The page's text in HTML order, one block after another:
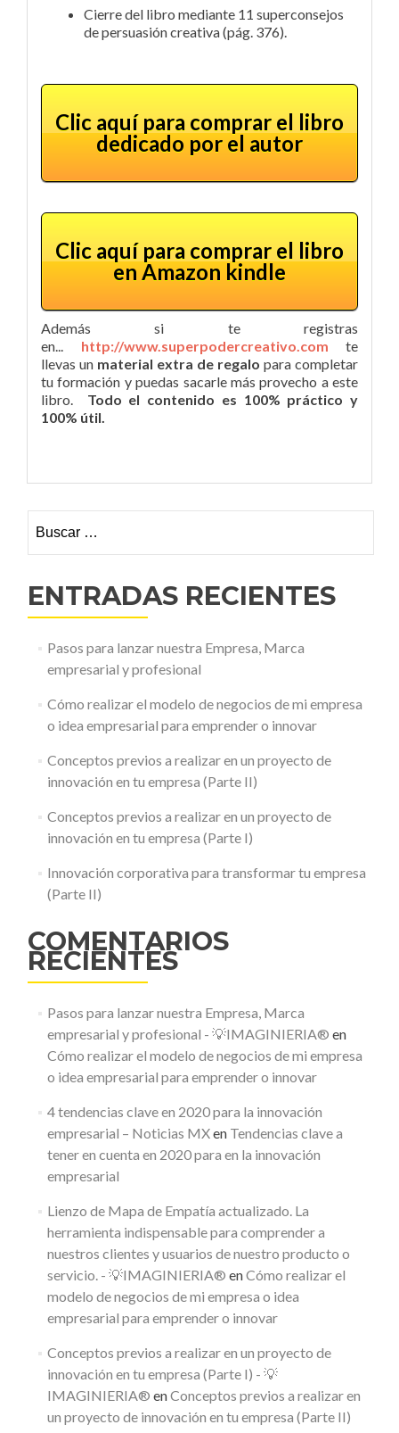
Cierre del libro mediante 11 superconsejos
de persuasión creativa (pág. 376).
Clic aquí para comprar el libro
dedicado por el autor
Clic aquí para comprar el libro
en Amazon kindle
Además si te registras
en... http://www.superpodercreativo.com te
llevas un material extra de regalo para completar
tu formación y puedas sacarle más provecho a este
libro.
Todo el contenido es 100% práctico y
100% útil.
ENTRADAS RECIENTES
Pasos para lanzar nuestra Empresa, Marca
empresarial y profesional
Cómo realizar el modelo de negocios de mi empresa
o idea empresarial para emprender o innovar
Conceptos previos a realizar en un proyecto de
innovación en tu empresa (Parte II)
Conceptos previos a realizar en un proyecto de
innovación en tu empresa (Parte I)
Innovación corporativa para transformar tu empresa
(Parte II)
COMENTARIOS
RECIENTES
Pasos para lanzar nuestra Empresa, Marca
empresarial y profesional - 💡IMAGINIERIA® en
Cómo realizar el modelo de negocios de mi empresa
o idea empresarial para emprender o innovar
4 tendencias clave en 2020 para la innovación
empresarial – Noticias MXen Tendencias clave a
tener en cuenta en 2020 para en la innovación
empresarial
Lienzo de Mapa de Empatía actualizado. La
herramienta indispensable para comprender a
nuestros clientes y usuarios de nuestro producto o
servicio. - 💡IMAGINIERIA® enCómo realizar el
modelo de negocios de mi empresa o idea
empresarial para emprender o innovar
Conceptos previos a realizar en un proyecto de
innovación en tu empresa (Parte I) - 💡
IMAGINIERIA® enConceptos previos a realizar en
un proyecto de innovación en tu empresa (Parte II)